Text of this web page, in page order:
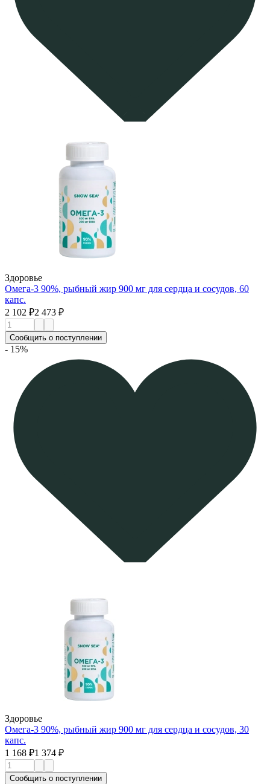
Здоровье
Омега-3 90%, рыбный жир 900 мг для сердца и сосудов, 60
капс.
2 102 ₽2 473 ₽
Сообщить о поступлении
- 15%
Здоровье
Омега-3 90%, рыбный жир 900 мг для сердца и сосудов, 30
капс.
1 168 ₽1 374 ₽
Сообщить о поступлении